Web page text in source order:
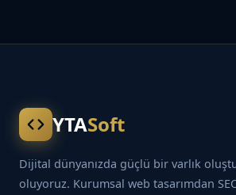
YTASoft
Dijital dünyanızda güçlü bir varlık
oluyoruz. Kurumsal web tasarımdan